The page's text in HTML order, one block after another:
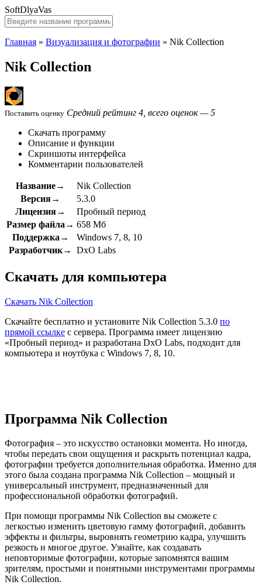
SoftDlyaVas
Главная » Визуализация и фотографии » Nik Collection
Nik Collection
Поставить оценку Средний рейтинг 4, всего оценок — 5
Скачать программу
Описание и функции
Скриншоты интерфейса
Комментарии пользователей
Название→
Nik Collection
Версия→
5.3.0
Лицензия→
Пробный период
Размер файла→ 658 Мб
Поддержка→
Windows 7, 8, 10
Разработчик→
DxO Labs
Скачать для компьютера
Скачать Nik Collection
Скачайте бесплатно и установите Nik Collection 5.3.0 по
прямой ссылке с сервера. Программа имеет лицензию
«Пробный период» и разработана DxO Labs, подходит для
компьютера и ноутбука с Windows 7, 8, 10.
Программа Nik Collection
Фотография – это искусство остановки момента. Но иногда,
чтобы передать свои ощущения и раскрыть потенциал кадра,
фотографии требуется дополнительная обработка. Именно для
этого была создана программа Nik Collection – мощный и
универсальный инструмент, предназначенный для
профессиональной обработки фотографий.
При помощи программы Nik Collection вы сможете с
легкостью изменить цветовую гамму фотографий, добавить
эффекты и фильтры, выровнять геометрию кадра, улучшить
резкость и многое другое. Узнайте, как создавать
неповторимые фотографии, которые запомнятся вашим
зрителям, простыми и понятными инструментами программы
Nik Collection.